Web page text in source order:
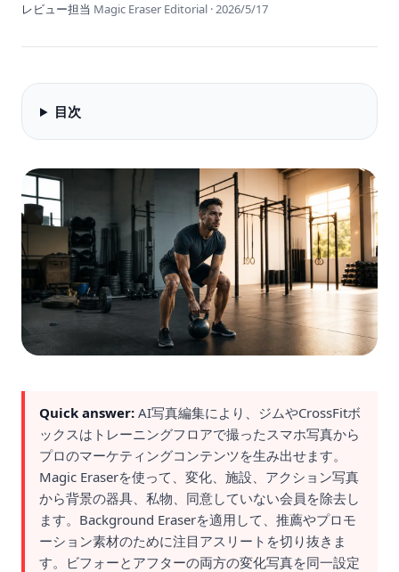
レビュー担当 Magic Eraser Editorial ·2026/5/17
目次
Quick answer: AI写真編集により、ジムやCrossFitボ
ックスはトレーニングフロアで撮ったスマホ写真から
プロのマーケティングコンテンツを生み出せます。
Magic Eraserを使って、変化、施設、アクション写真
から背景の器具、私物、同意していない会員を除去し
ます。Background Eraserを適用して、推薦やプロモ
ーション素材のために注目アスリートを切り抜きま
す。ビフォーとアフターの両方の変化写真を同一設定